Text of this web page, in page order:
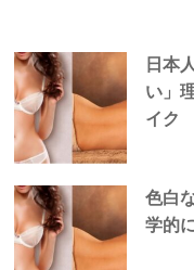
日本
い」
イク
色白
学的